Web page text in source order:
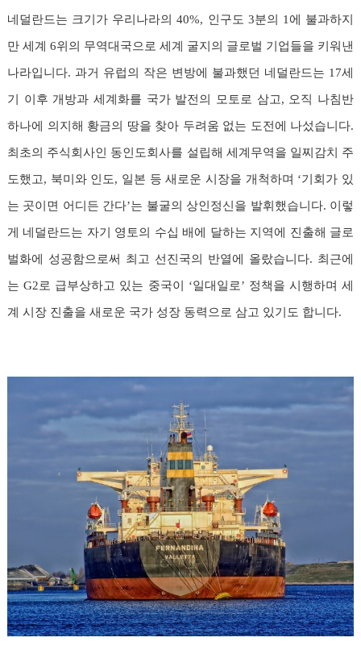
네덜란드는 크기가 우리나라의 40%, 인구도 3분의 1에 불과하지
만 세계 6위의 무역대국으로 세계 굴지의 글로벌 기업들을 키워낸
나라입니다. 과거 유럽의 작은 변방에 불과했던 네덜란드는 17세
기 이후 개방과 세계화를 국가 발전의 모토로 삼고, 오직 나침반
하나에 의지해 황금의 땅을 찾아 두려움 없는 도전에 나섰습니다.
최초의 주식회사인 동인도회사를 설립해 세계무역을 일찌감치 주
도했고, 북미와 인도, 일본 등 새로운 시장을 개척하며 ‘기회가 있
는 곳이면 어디든 간다’는 불굴의 상인정신을 발휘했습니다. 이렇
게 네덜란드는 자기 영토의 수십 배에 달하는 지역에 진출해 글로
벌화에 성공함으로써 최고 선진국의 반열에 올랐습니다. 최근에
는 G2로 급부상하고 있는 중국이 ‘일대일로’ 정책을 시행하며 세
계 시장 진출을 새로운 국가 성장 동력으로 삼고 있기도 합니다.